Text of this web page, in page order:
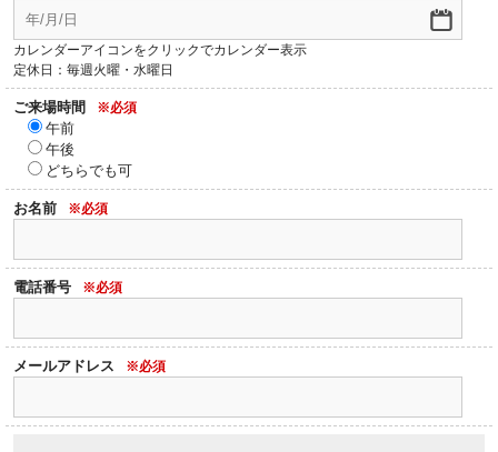
カレンダーアイコンをクリックでカレンダー表示
定休日：毎週火曜・水曜日
ご来場時間 ※必須
午前
午後
どちらでも可
お名前 ※必須
電話番号 ※必須
メールアドレス ※必須